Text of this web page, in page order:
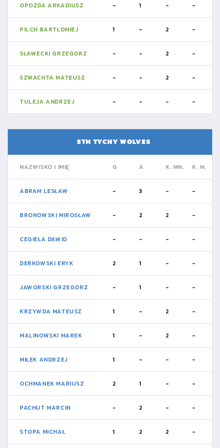
OPOZDA ARKADIUSZ - 1 - -
PILCH BARTŁOMIEJ 1 - 2 -
SŁAWECKI GRZEGORZ - - 2 -
SZWACHTA MATEUSZ - - 2 -
TULEJA ANDRZEJ - - - -
STH TYCHY WOLVES
NAZWISKO I IMIĘ G A K. MN. K. M.
ABRAM LESŁAW - 3 - -
BRONOWSKI MIROSŁAW - 2 2 -
CEGIEŁA DAWID - - - -
DERKOWSKI ERYK 2 1 - -
JAWORSKI GRZEGORZ - 1 - -
KRZYWDA MATEUSZ 1 - 2 -
MALINOWSKI MAREK 1 - 2 -
MIŁEK ANDRZEJ 1 - - -
OCHMANEK MARIUSZ 2 1 - -
PACHUT MARCIN - 2 - -
STOPA MICHAŁ 1 2 2 -